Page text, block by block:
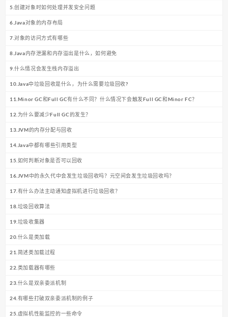
5.创建对象时如何处理并发安全问题
6.Java对象的内存布局
7.对象的访问方式有哪些
8.Java内存泄漏和内存溢出是什么，如何避免
9.什么情况会发生栈内存溢出
10.Java中垃圾回收是什么，为什么需要垃圾回收?
11.Minor GC和Full GC有什么不同？什么情况下会触发Full GC和Minor FC？
12.为什么要减少Full GC的发生？
13.JVM的内存分配与回收
14.Java中都有哪些引用类型
15.如何判断对象是否可以回收
16.JVM中的永久代中会发生垃圾回收吗？元空间会发生垃圾回收吗？
17.有什么办法主动通知虚拟机进行垃圾回收？
18.垃圾回收算法
19.垃圾收集器
20.什么是类加载
21.简述类加载过程
22.类加载器有哪些
23.什么是双亲委派机制
24.有哪些打破双亲委派机制的例子
25.虚拟机性能监控的一些命令